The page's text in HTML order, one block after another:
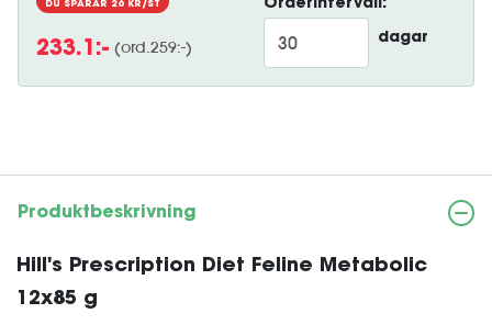
DU SPARAR 26 KR/ST
233.1 :- (ord.259:-)
Orderintervall:
dagar
Produktbeskrivning
Hill's Prescription Diet Feline Metabolic
12x85 g